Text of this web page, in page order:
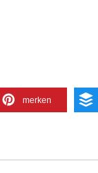
merken